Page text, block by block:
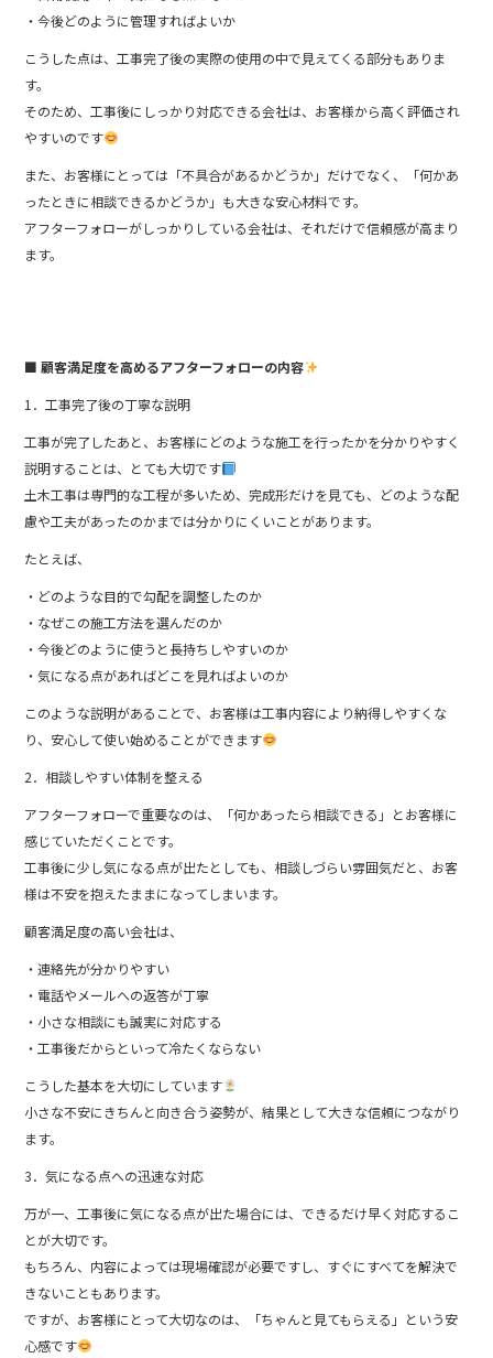
・今後どのように管理すればよいか
こうした点は、工事完了後の実際の使用の中で見えてくる部分もありま
す。
そのため、工事後にしっかり対応できる会社は、お客様から高く評価され
やすいのです
また、お客様にとっては「不具合があるかどうか」だけでなく、「何かあ
ったときに相談できるかどうか」も大きな安心材料です。
アフターフォローがしっかりしている会社は、それだけで信頼感が高まり
ます。
■ 顧客満足度を高めるアフターフォローの内容
1．工事完了後の丁寧な説明
工事が完了したあと、お客様にどのような施工を行ったかを分かりやすく
説明することは、とても大切です
土木工事は専門的な工程が多いため、完成形だけを見ても、どのような配
慮や工夫があったのかまでは分かりにくいことがあります。
たとえば、
・どのような目的で勾配を調整したのか
・なぜこの施工方法を選んだのか
・今後どのように使うと長持ちしやすいのか
・気になる点があればどこを見ればよいのか
このような説明があることで、お客様は工事内容により納得しやすくな
り、安心して使い始めることができます
2．相談しやすい体制を整える
アフターフォローで重要なのは、「何かあったら相談できる」とお客様に
感じていただくことです。
工事後に少し気になる点が出たとしても、相談しづらい雰囲気だと、お客
様は不安を抱えたままになってしまいます。
顧客満足度の高い会社は、
・連絡先が分かりやすい
・電話やメールへの返答が丁寧
・小さな相談にも誠実に対応する
・工事後だからといって冷たくならない
こうした基本を大切にしています
小さな不安にきちんと向き合う姿勢が、結果として大きな信頼につながり
ます。
3．気になる点への迅速な対応
万が一、工事後に気になる点が出た場合には、できるだけ早く対応するこ
とが大切です。
もちろん、内容によっては現場確認が必要ですし、すぐにすべてを解決で
きないこともあります。
ですが、お客様にとって大切なのは、「ちゃんと見てもらえる」という安
心感です